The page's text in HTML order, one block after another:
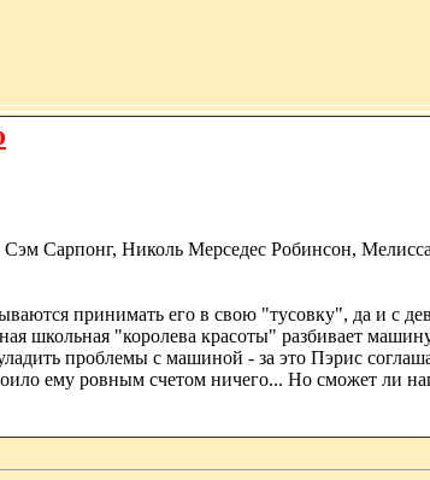
Сарпонг, Николь Мерседес Робинсон,
принимать его в свою "тусовку", да и с
школьная "королева красоты" разбивает
проблемы с машиной - за это Пэрис
ему ровным счетом ничего... Но сможет ли